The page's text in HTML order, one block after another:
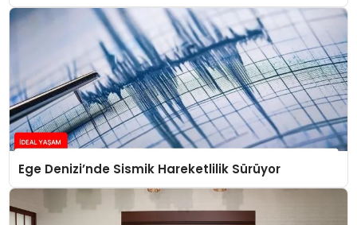
Ege Denizi’nde Sismik Hareketlilik Sürüyor